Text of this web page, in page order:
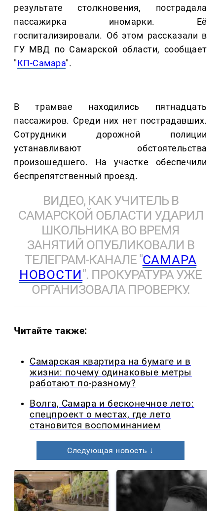
результате столкновения, пострадала
пассажирка иномарки. Её
госпитализировали. Об этом рассказали в
ГУ МВД по Самарской области, сообщает
"КП-Самара".
В трамвае находились пятнадцать
пассажиров. Среди них нет пострадавших.
Сотрудники дорожной полиции
устанавливают обстоятельства
произошедшего. На участке обеспечили
беспрепятственный проезд.
ВИДЕО, КАК УЧИТЕЛЬ В
САМАРСКОЙ ОБЛАСТИ УДАРИЛ
ШКОЛЬНИКА ВО ВРЕМЯ
ЗАНЯТИЙ ОПУБЛИКОВАЛИ В
ТЕЛЕГРАМ-КАНАЛЕ "САМАРА
НОВОСТИ". ПРОКУРАТУРА УЖЕ
ОРГАНИЗОВАЛА ПРОВЕРКУ.
Читайте также:
Самарская квартира на бумаге и в
жизни: почему одинаковые метры
работают по-разному?
Волга, Самара и бесконечное лето:
спецпроект о местах, где лето
становится воспоминанием
Следующая новость ↓